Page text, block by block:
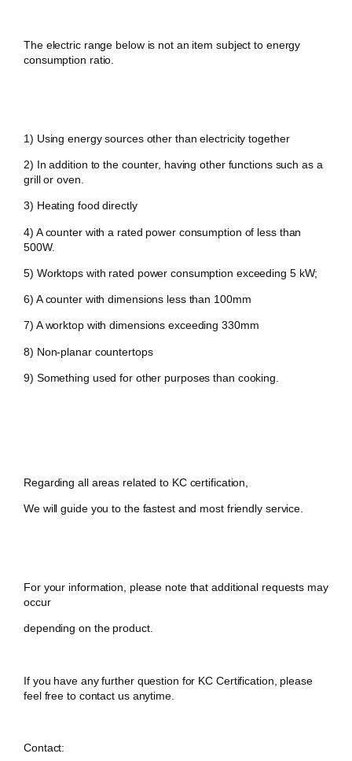
The electric range below is not an item subject to energy
consumption ratio.
1) Using energy sources other than electricity together
2) In addition to the counter, having other functions such as a
grill or oven.
3) Heating food directly
4) A counter with a rated power consumption of less than
500W.
5) Worktops with rated power consumption exceeding 5 kW;
6) A counter with dimensions less than 100mm
7) A worktop with dimensions exceeding 330mm
8) Non-planar countertops
9) Something used for other purposes than cooking.
Regarding all areas related to KC certification,
We will guide you to the fastest and most friendly service.
For your information, please note that additional requests may
occur
depending on the product.
If you have any further question for KC Certification, please
feel free to contact us anytime.
Contact: